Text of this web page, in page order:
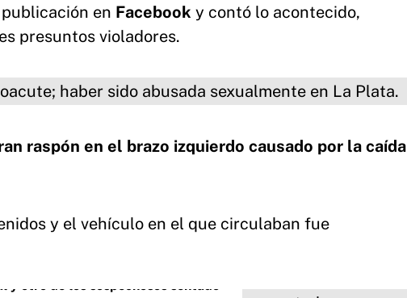
en Facebook y contó lo acontecido,
presuntos violadores.
raspón en el brazo izquierdo causado por la caída
y el vehículo en el que circulaban fue
y otro de los sospechosos sentado